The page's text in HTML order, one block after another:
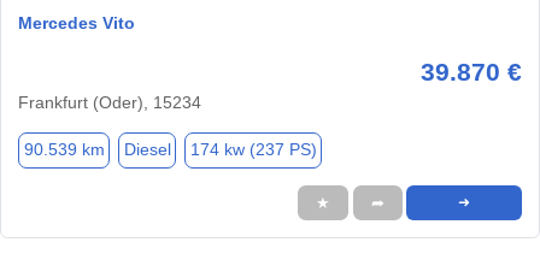
Mercedes Vito
39.870 €
Frankfurt (Oder), 15234
90.539 km Diesel 174 kw (237 PS)
★ ➦ ➜